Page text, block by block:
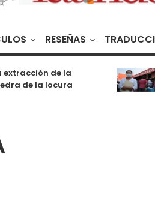
RESEÑAS
extracción de la
de la locura